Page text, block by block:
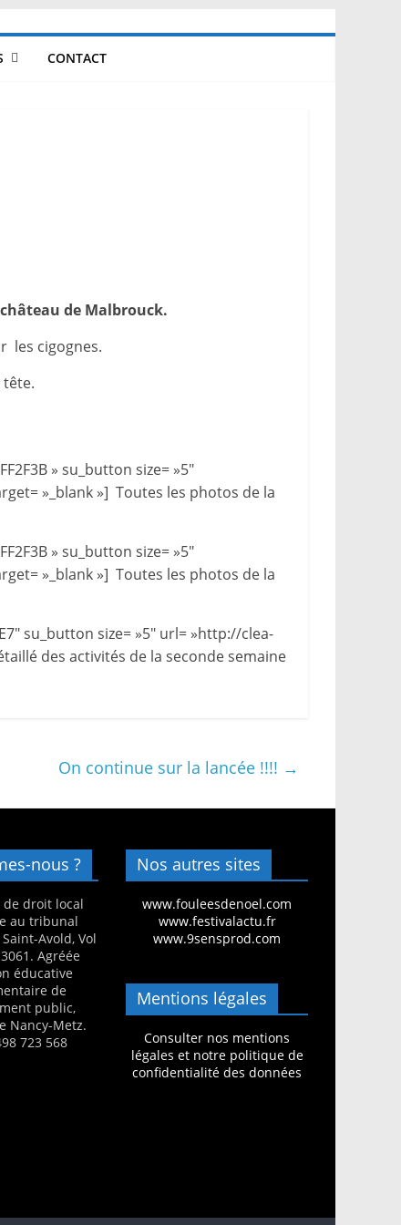
CONTACT
château de Malbrouck.
les cigognes.
» su_button size= »5″
»_blank »] Toutes les photos de la
» su_button size= »5″
»_blank »] Toutes les photos de la
su_button size= »5″ url= »http://clea-
des activités de la seconde semaine
On continue sur la lancée !!!! →
nous ?
de droit local
au tribunal
Avold, Vol
Agréée
éducative
de
public,
Nancy-Metz.
723 568
Nos autres sites
www.fouleesdenoel.com
www.festivalactu.fr
www.9sensprod.com
Mentions légales
Consulter nos mentions
légales et notre politique de
confidentialité des données